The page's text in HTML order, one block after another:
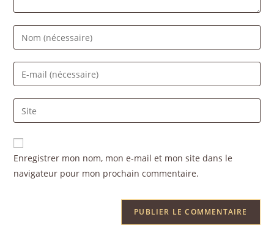
Enregistrer mon nom, mon e-mail et mon site dans le
navigateur pour mon prochain commentaire.